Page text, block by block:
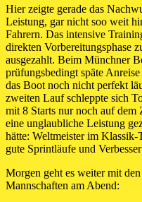
Hier zeigte gerade das
Leistung, gar nicht soo weit
Fahrern. Das intensive
direkten Vorbereitungsphase
ausgezahlt. Beim Münchner
prüfungsbedingt späte
das Boot noch nicht perfekt
zweiten Lauf schleppte sich
mit 8 Starts nur noch auf dem
eine unglaubliche Leistung
hätte: Weltmeister im
gute Sprintläufe und
Morgen geht es weiter mit
Mannschaften am Abend: